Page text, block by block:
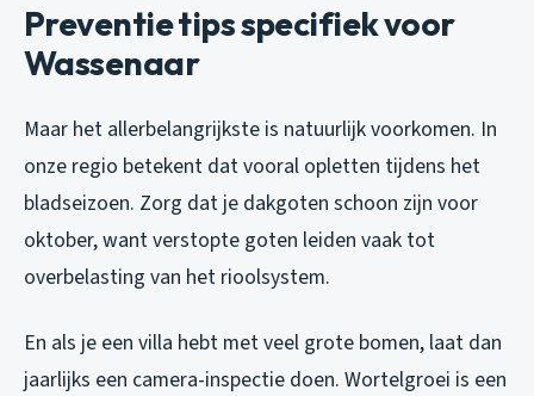
Preventie tips specifiek voor
Wassenaar
Maar het allerbelangrijkste is natuurlijk voorkomen. In
onze regio betekent dat vooral opletten tijdens het
bladseizoen. Zorg dat je dakgoten schoon zijn voor
oktober, want verstopte goten leiden vaak tot
overbelasting van het rioolsystem.
En als je een villa hebt met veel grote bomen, laat dan
jaarlijks een camera-inspectie doen. Wortelgroei is een